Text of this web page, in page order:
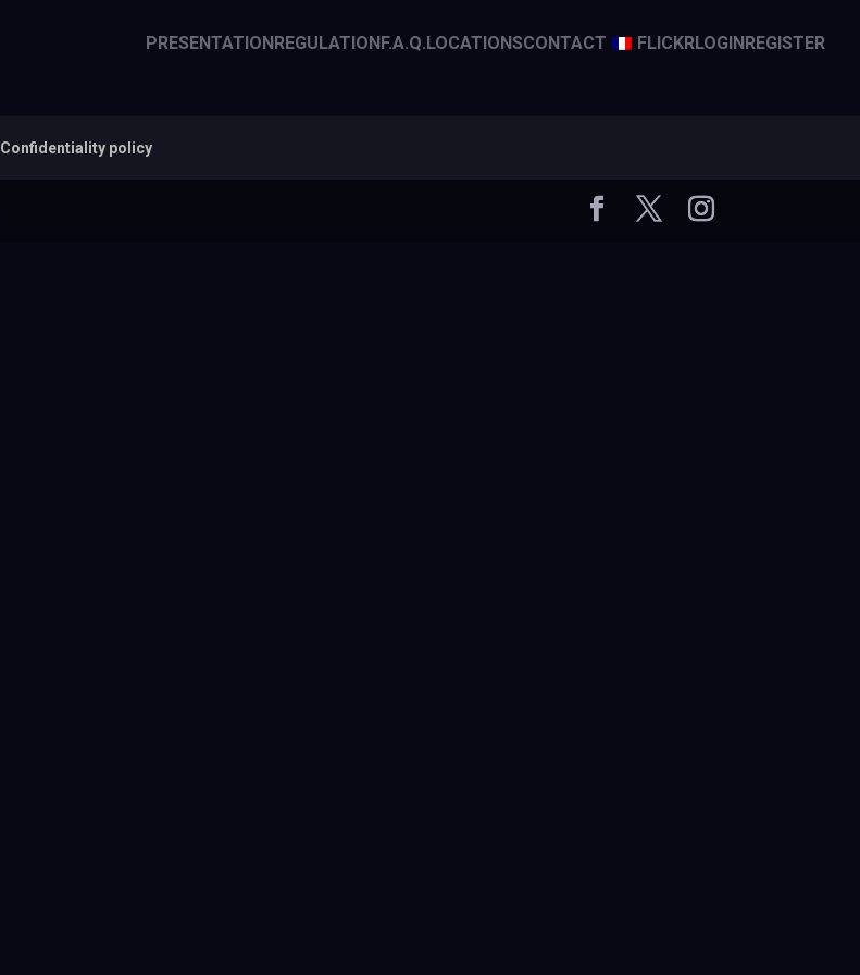
PRESENTATIONREGULATIONF.A.Q.LOCATIONSCONTACT FLICKRLOGINREGISTER
Confidentiality policy